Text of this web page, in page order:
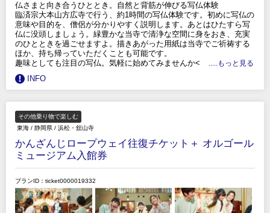
仏さまと向き合うひととき。自然と背筋が伸びる写仏体験
臨済宗大本山方広寺で行う、約1時間の写仏体験です。初めに写仏の
意味や目的を、僧侶が分かりやすく説明します。あとはひたすら写
仏に没頭しましょう。緑豊かな当寺で清浄な空間に身をおき、充実
のひとときを過ごせますよ。描きあがった用紙は当寺でご祈祷する
ほか、持ち帰っていただくことも可能です。
趣味としても注目の写仏。気軽に始めてみませんか<
.....もっと見る
INFO
その他乗り物で楽しむ
東海 / 静岡県 / 浜松・舘山寺
かんざんじロープウェイ往復チケット＋ オルゴール
ミュージアム入館券
プランID：ticket0000019332